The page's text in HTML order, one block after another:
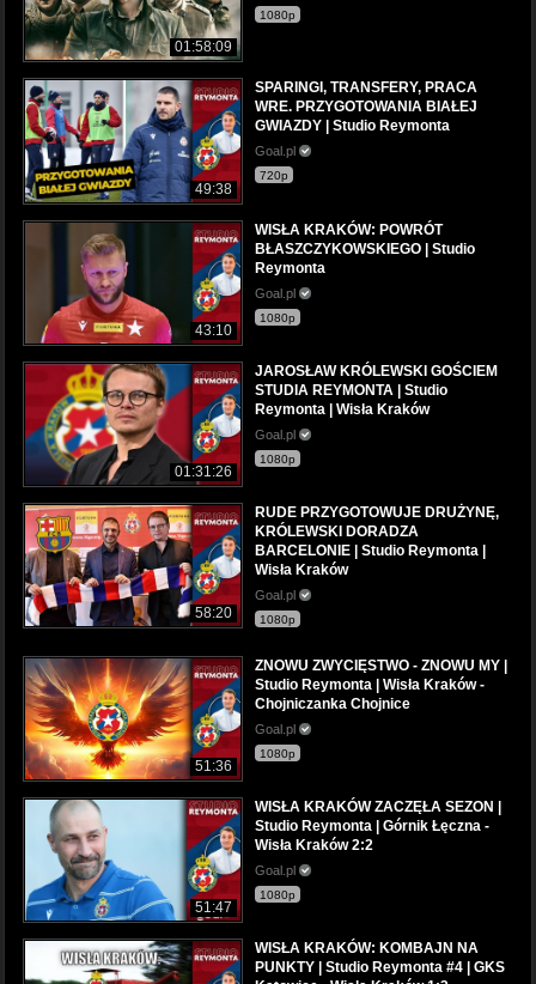
01:58:09
1080p
49:38
SPARINGI, TRANSFERY, PRACA
WRE. PRZYGOTOWANIA BIAŁEJ
GWIAZDY | Studio Reymonta
Goal.pl
720p
43:10
WISŁA KRAKÓW: POWRÓT
BŁASZCZYKOWSKIEGO | Studio
Reymonta
Goal.pl
1080p
01:31:26
JAROSŁAW KRÓLEWSKI GOŚCIEM
STUDIA REYMONTA | Studio
Reymonta | Wisła Kraków
Goal.pl
1080p
58:20
RUDE PRZYGOTOWUJE DRUŻYNĘ,
KRÓLEWSKI DORADZA
BARCELONIE | Studio Reymonta |
Wisła Kraków
Goal.pl
1080p
51:36
ZNOWU ZWYCIĘSTWO - ZNOWU MY |
Studio Reymonta | Wisła Kraków -
Chojniczanka Chojnice
Goal.pl
1080p
51:47
WISŁA KRAKÓW ZACZĘŁA SEZON |
Studio Reymonta | Górnik Łęczna -
Wisła Kraków 2:2
Goal.pl
1080p
WISŁA KRAKÓW: KOMBAJN NA
PUNKTY | Studio Reymonta #4 | GKS